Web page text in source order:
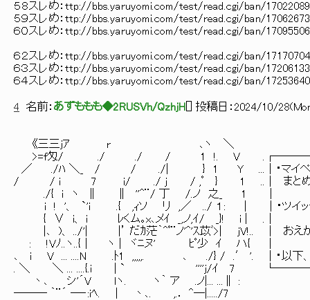
５８スレめ：ttp://bbs.yaruyomi.com/test/read.cgi/ban/
５９スレめ：ttp://bbs.yaruyomi.com/test/read.cgi/ban/
６０スレめ：ttp://bbs.yaruyomi.com/test/read.cgi/ban/
６２スレめ：ttp://bbs.yaruyomi.com/test/read.cgi/ban/
６３スレめ：ttp://bbs.yaruyomi.com/test/read.cgi/ban/
６４スレめ：ttp://bbs.yaruyomi.com/test/read.cgi/ban/
4 名前： あずももも◆2RUSVh/QzhjH ] 投稿日： 2024/10/
《三三jｱ r ､ヽ ＼
>=f匁/ ./ ./ / 1 !. V
／ ./ﾊ ＼_ / / ./| } 1 Y ...│・マイページか
/ / i 7 i/ ./ j / ,ﾟ } 1 ..│ まとめサイト様から
./{ i ヽ ∥ ∥ ''^¨/
i ! '、 `'i .{ ,ｨソ リ ,／ ../ １: | │・ツイッターも
{ ∨ i、 i ﾚくム｡x､
|､ )、 ../'| |’ だｶ茫｀^ﾟ¨ノ'^'ｽ苡ﾞ>| jV!..
: !Vﾉ..ヽ..{｜ ヽ |
､ i V ... ....N .ﾄ1 ,,,,,. ､ ./} / .′ '. │・以下、普
. ＼ ＼ ... ....{.i | ` ''''j/ｲ 7
丶､ シ'´V lヽ. ヽ｀ ア .ノ|... ...∥ :
─── ｀¨´ ─‐:iﾍ. | 丶､. ,.． ^―|...../7